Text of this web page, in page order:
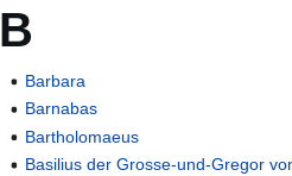
B
Barbara
Barnabas
Bartholomaeus
Basilius der Grosse-und-Gregor